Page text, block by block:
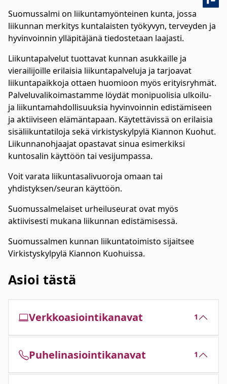
Suomussalmi on liikuntamyönteinen kunta, jossa
liikunnan merkitys kuntalaisten työkyvyn, terveyden ja
hyvinvoinnin ylläpitäjänä tiedostetaan laajasti.
Liikuntapalvelut tuottavat kunnan asukkaille ja
vierailijoille erilaisia liikuntapalveluja ja tarjoavat
liikuntapaikkoja ottaen huomioon myös erityisryhmät.
Palveluvalikoimastamme löydät monipuolisia ulkoilu-
ja liikuntamahdollisuuksia hyvinvoinnin edistämiseen
ja aktiiviseen elämäntapaan. Käytettävissä on erilaisia
sisäliikuntatiloja sekä virkistyskylpylä Kiannon Kuohut.
Liikunnanohjaajat opastavat sinua esimerkiksi
kuntosalin käyttöön tai vesijumpassa.
Voit varata liikuntasalivuoroja omaan tai
yhdistyksen/seuran käyttöön.
Suomussalmelaiset urheiluseurat ovat myös
aktiivisesti mukana liikunnan edistämisessä.
Suomussalmen kunnan liikuntatoimisto sijaitsee
Virkistyskylpylä Kiannon Kuohuissa.
Asioi tästä
Verkkoasiointikanavat 1
Puhelinasiointikanavat 1